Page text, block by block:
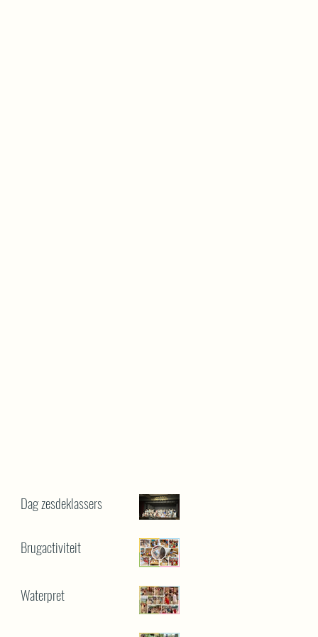
Dag zesdeklassers
Brugactiviteit
Waterpret